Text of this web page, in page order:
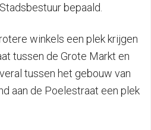
bepaald.
winkels een plek krijgen
tussen de Grote Markt en
tussen het gebouw van
aan de Poelestraat een plek